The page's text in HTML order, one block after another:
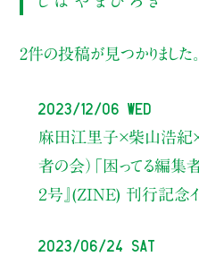
2件の投稿が見つかりました。
2023/12/06 Wed
麻田江里子×柴山浩紀×
者の会）
「困ってる編集
２号』(ZINE) 刊行記念イ
2023/06/24 Sat